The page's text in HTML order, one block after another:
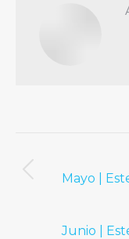
Mayo |
Junio |